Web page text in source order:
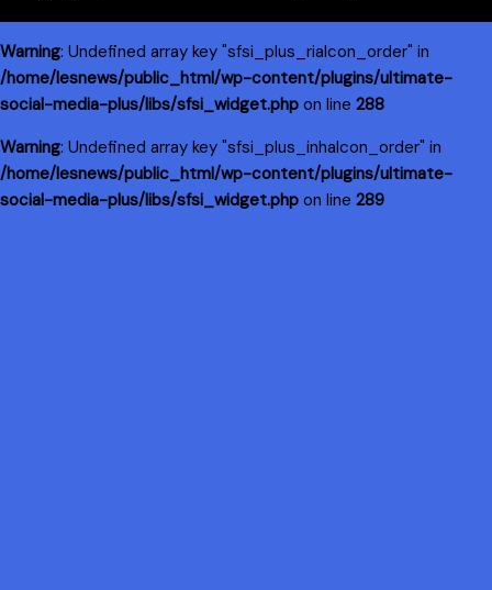
Warning: Undefined array key "sfsi_plus_riaIcon_order" in
/home/lesnews/public_html/wp-content/plugins/ultimate-
social-media-plus/libs/sfsi_widget.php on line 288
Warning: Undefined array key "sfsi_plus_inhaIcon_order" in
/home/lesnews/public_html/wp-content/plugins/ultimate-
social-media-plus/libs/sfsi_widget.php on line 289